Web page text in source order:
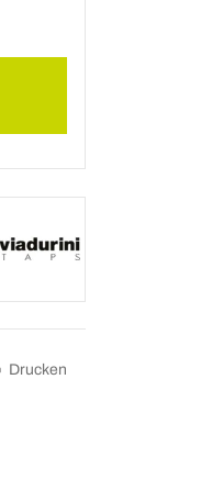
Drucken